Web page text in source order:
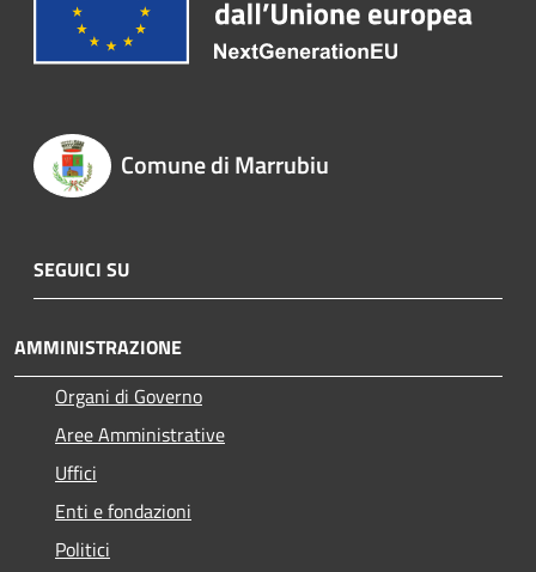
Comune di Marrubiu
SEGUICI SU
AMMINISTRAZIONE
Organi di Governo
Aree Amministrative
Uffici
Enti e fondazioni
Politici